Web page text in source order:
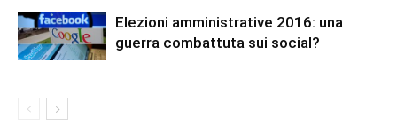
Elezioni amministrative 2016: una
guerra combattuta sui social?